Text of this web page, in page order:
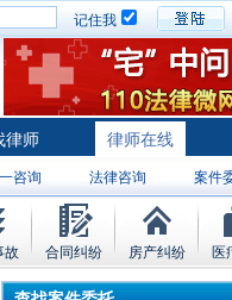
记住我
律师 律师在线
咨询 法律咨询 案件
故 合同纠纷 房产纠纷 医